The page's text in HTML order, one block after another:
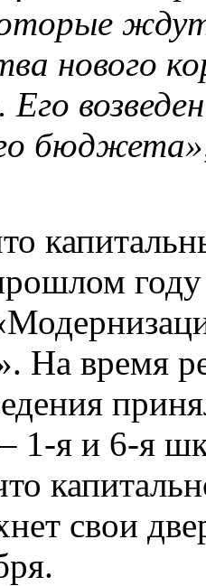
нового
Его
бюджета»
На время
1-я и 6-я
свои